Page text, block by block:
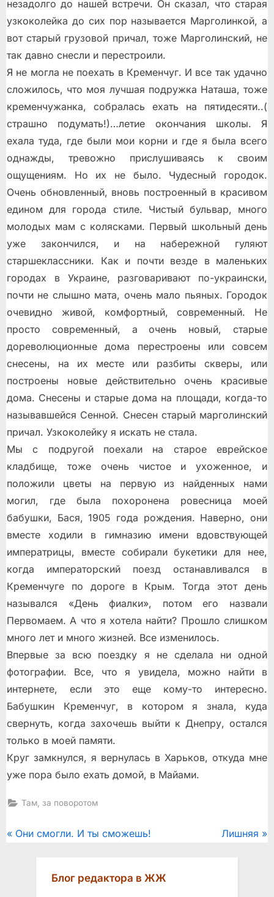
незадолго до нашей встречи. Он сказал, что старая
узкоколейка до сих пор называется Марголинкой, а
вот старый грузовой причал, тоже Марголинский, не
так давно снесли и перестроили.
Я не могла не поехать в Кременчуг. И все так удачно
сложилось, что моя лучшая подружка Наташа, тоже
кременчужанка, собралась ехать на пятидесяти..(
страшно подумать!)…летие окончания школы. Я
ехала туда, где были мои корни и где я была всего
однажды, тревожно прислушиваясь к своим
ощущениям. Но их не было. Чудесный городок.
Очень обновленный, вновь построенный в красивом
едином для города стиле. Чистый бульвар, много
молодых мам с колясками. Первый школьный день
уже закончился, и на набережной гуляют
старшеклассники. Как и почти везде в маленьких
городах в Украине, разговаривают по-украински,
почти не слышно мата, очень мало пьяных. Городок
очевидно живой, комфортный, современный. Не
просто современный, а очень новый, старые
дореволюционные дома перестроены или совсем
снесены, на их месте или разбиты скверы, или
построены новые действительно очень красивые
дома. Снесены и старые дома на площади, когда-то
называвшейся Сенной. Снесен старый марголинский
причал. Узкоколейку я искать не стала.
Мы с подругой поехали на старое еврейское
кладбище, тоже очень чистое и ухоженное, и
положили цветы на первую из найденных нами
могил, где была похоронена ровесница моей
бабушки, Бася, 1905 года рождения. Наверно, они
вместе ходили в гимназию имени вдовствующей
императрицы, вместе собирали букетики для нее,
когда императорский поезд останавливался в
Кременчуге по дороге в Крым. Тогда этот день
назывался «День фиалки», потом его назвали
Первомаем. А что я хотела найти? Прошло слишком
много лет и много жизней. Все изменилось.
Впервые за всю поездку я не сделала ни одной
фотографии. Все, что я увидела, можно найти в
интернете, если это еще кому-то интересно.
Бабушкин Кременчуг, в котором я знала, куда
свернуть, когда захочешь выйти к Днепру, остался
только в моей памяти.
Круг замкнулся, я вернулась в Харьков, откуда мне
уже пора было ехать домой, в Майами.
Там, за поворотом
Post
P
Они смогли. И ты сможешь!
N
Лишняя
Блог редактора в ЖЖ